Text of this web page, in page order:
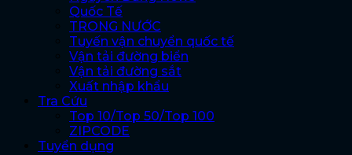
Quốc Tế
TRONG NƯỚC
Tuyến vận chuyển quốc tế
Vận tải đường biển
Vận tải đường sắt
Xuất nhập khẩu
Tra Cứu
Top 10/Top 50/Top 100
ZIPCODE
Tuyển dụng